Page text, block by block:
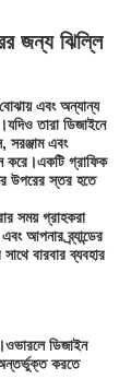
জন্য ঝিল্লি
বোঝায় এবং অন্যান্য
তারা ডিজাইনে
সরঞ্জাম এবং
করে।একটি গ্রাফিক
উপরের স্তর হতে
সময় গ্রাহকরা
আপনার ব্র্যান্ডের
বারবার ব্যবহার
ডিজাইন
করতে